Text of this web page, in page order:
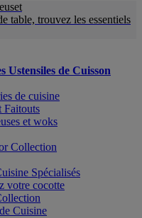
table, trouvez les essentiels
Ustensiles de Cuisson
de cuisine
Faitouts
et woks
Collection
Spécialisés
votre cocotte
Cuisine